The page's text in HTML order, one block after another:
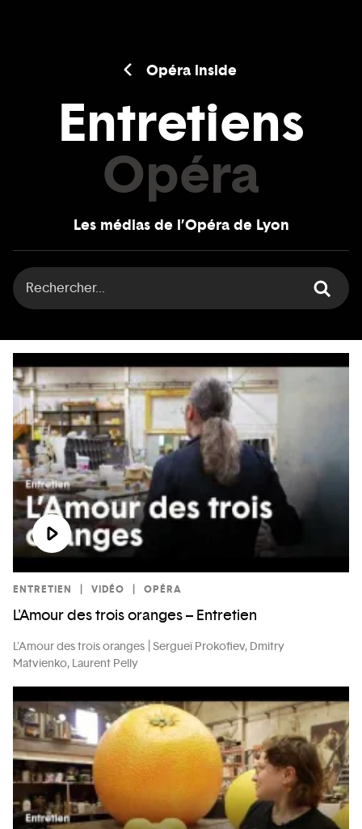
Opéra inside
Entretiens
Opéra
Les médias de l’Opéra de Lyon
ENTRETIEN VIDÉO OPÉRA
L'Amour des trois oranges – Entretien
L'Amour des trois oranges Sergueï Prokofiev, Dmitry
Matvienko, Laurent Pelly